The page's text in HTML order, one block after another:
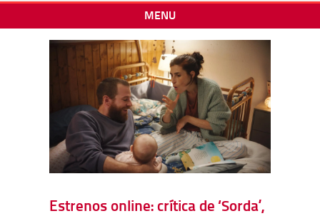
MENU
Estrenos online: crítica de ‘Sorda’,